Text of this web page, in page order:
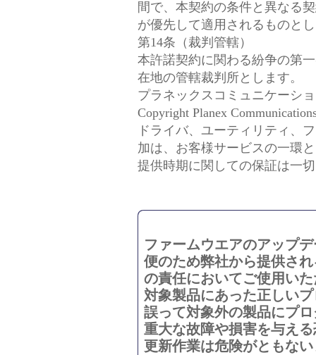
間で、本契約の条件と異なる
が優先して適用されるものと
第14条（裁判管轄）
本許諾契約に関わる紛争の第
在地の管轄裁判所とします。
プラネックスコミュニケーシ
Copyright Planex
ドライバ、ユーティリティ、
加は、お客様サービスの一環
提供時期に関しての保証は一
ファームウエアのアップ
便のため弊社から提供さ
の責任においてご使用い
対象製品にあった正しい
誤って対象外の製品にプ
重大な故障や損害を与え
更新作業は危険がともな